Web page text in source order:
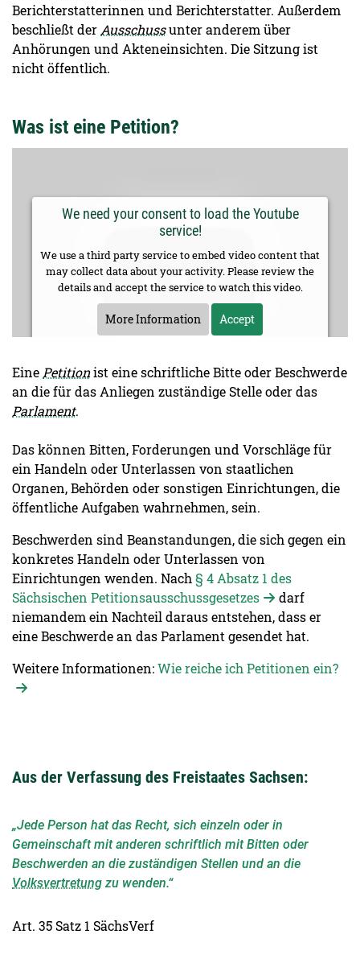
Berichterstatterinnen und Berichterstatter. Außerdem
beschließt der Ausschussunter anderem über
Anhörungen und Akteneinsichten. Die Sitzung ist
nicht öffentlich.
Was ist eine Petition?
We need your consent to load the Youtube
service!
We use a third party service to embed video content that
may collect data about your activity. Please review the
details and accept the service to watch this video.
More Information Accept
Eine Petitionist eine schriftliche Bitte oder Beschwerde
an die für das Anliegen zuständige Stelle oder das
Parlament.
Das können Bitten, Forderungen und Vorschläge für
ein Handeln oder Unterlassen von staatlichen
Organen, Behörden oder sonstigen Einrichtungen, die
öffentliche Aufgaben wahrnehmen, sein.
Beschwerden sind Beanstandungen, die sich gegen ein
konkretes Handeln oder Unterlassen von
Einrichtungen wenden. Nach § 4 Absatz 1 des
Sächsischen Petitionsausschussgesetzes
darf
niemandem ein Nachteil daraus entstehen, dass er
eine Beschwerde an das Parlament gesendet hat.
Weitere Informationen:Wie reiche ich Petitionen ein?
Aus der Verfassung des Freistaates Sachsen:
„Jede Person hat das Recht, sich einzeln oder in
Gemeinschaft mit anderen schriftlich mit Bitten oder
Beschwerden an die zuständigen Stellen und an die
Volksvertretung zu wenden.“
Art. 35 Satz 1 SächsVerf